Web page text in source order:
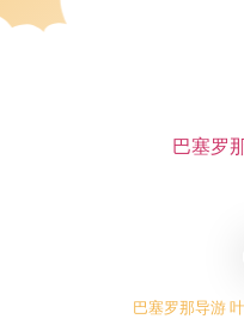
巴塞罗
巴塞罗那导游